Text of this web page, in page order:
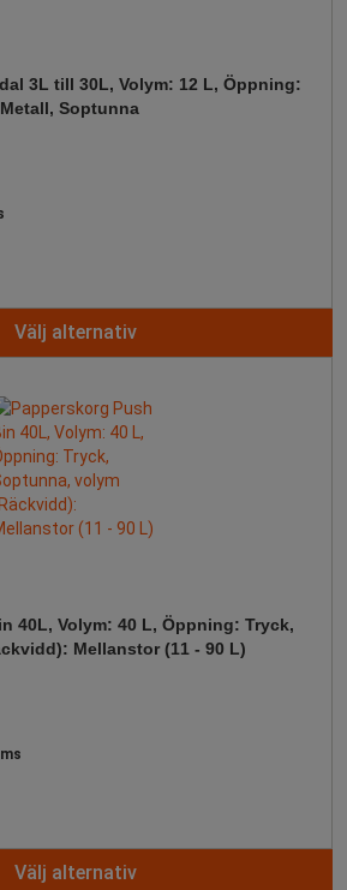
3L till 30L, Volym: 12 L, Öppning:
Soptunna
Välj alternativ
40L, Volym: 40 L, Öppning: Tryck,
Mellanstor (11 - 90 L)
Välj alternativ